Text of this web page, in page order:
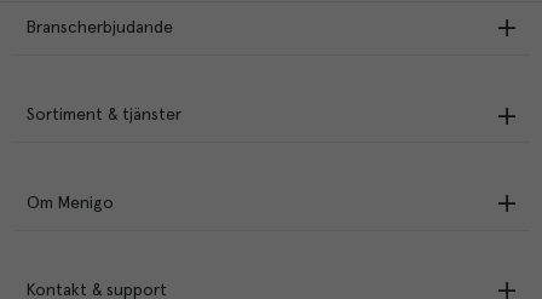
Branscherbjudande
Sortiment & tjänster
Om Menigo
Kontakt & support